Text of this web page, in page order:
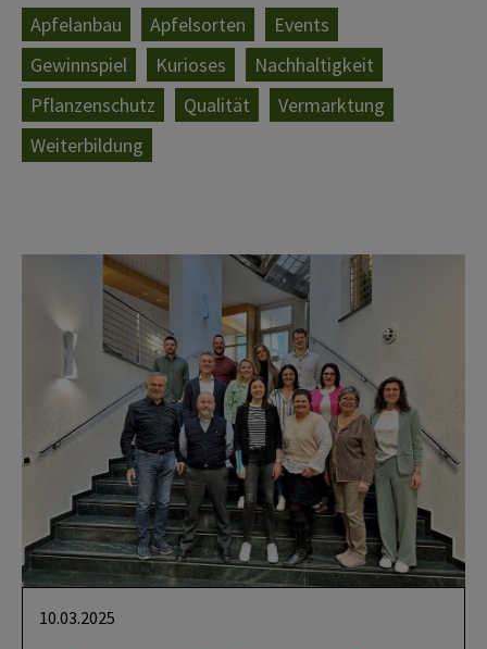
Apfelanbau Apfelsorten
Events
Gewinnspiel
Kurioses
Nachhaltigkeit
Pflanzenschutz
Qualität
Vermarktung
Weiterbildung
10.03.2025